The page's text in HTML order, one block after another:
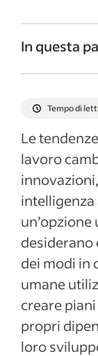
In questa
con un
Creare un
con l’aiuto
Migliorare
con
dipendenti
Plasmare
dipendenti
con
Articoli
Tempo di
Le
lavoro
intelligenza
un’opzione
desiderano
dei modi in
umane
creare
propri
loro